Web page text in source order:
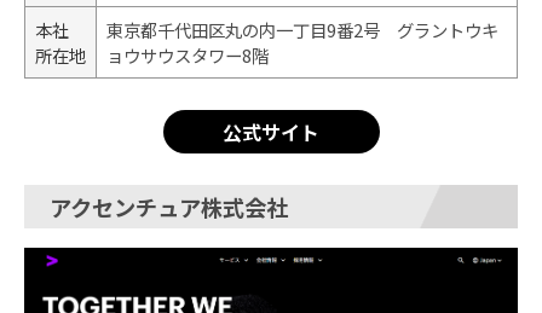
本社
所在地
東京都千代田区丸の内一丁目9番2号 グラントウキ
ョウサウスタワー8階
公式サイト
アクセンチュア株式会社